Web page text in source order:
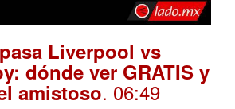
Liverpool vs
dónde ver GRATIS y
amistoso. 06:49